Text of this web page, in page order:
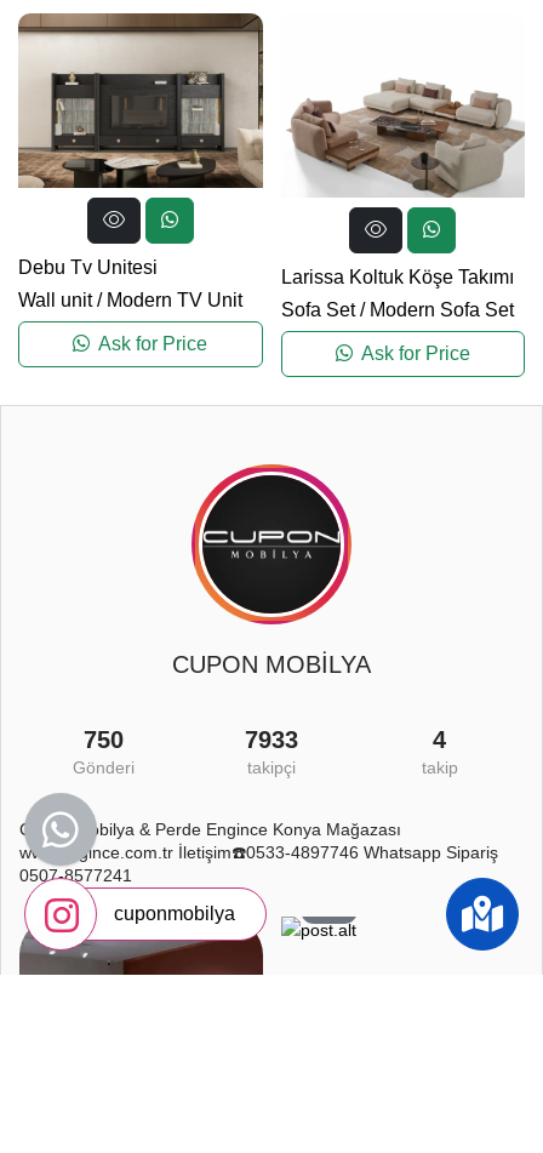
Debu Tv Unitesi
Wall unit/ Modern TV Unit
Ask for Price
Larissa Koltuk Köşe Takımı
Sofa Set/ Modern Sofa Set
Ask for Price
CUPON MOBİLYA
750
Gönderi
7933
takipçi
4
takip
Cupon Mobilya & Perde Engince Konya Mağazası
www.engince.com.tr İletişim☎️0533-4897746 Whatsapp Sipariş
0507-8577241
4 5
cuponmobilya